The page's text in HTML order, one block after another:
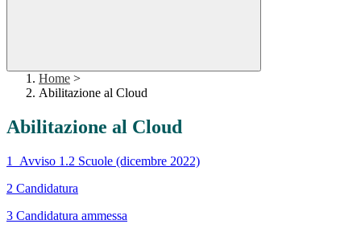
Home >
Abilitazione al Cloud
Abilitazione al Cloud
1_Avviso 1.2 Scuole (dicembre 2022)
2 Candidatura
3 Candidatura ammessa